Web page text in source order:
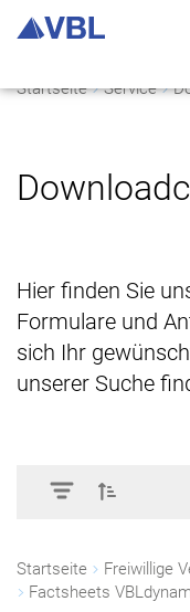
Startseite Service
Hier finden Sie
Formulare und
sich Ihr
unserer Suche
Startseite Freiwillige
Factsheets